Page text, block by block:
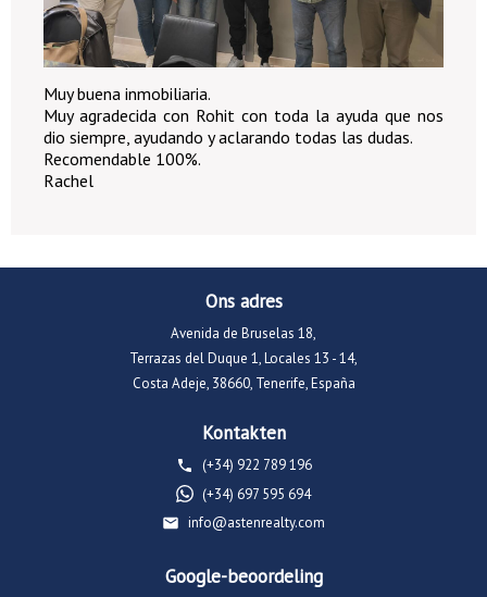
Muy buena inmobiliaria.
Muy agradecida con Rohit con toda la ayuda que nos
dio siempre, ayudando y aclarando todas las dudas.
Recomendable 100%.
Rachel
Ons adres
Avenida de Bruselas 18,
Terrazas del Duque 1, Locales 13 - 14,
Costa Adeje, 38660, Tenerife, España
Kontakten
(+34) 922 789 196
(+34) 697 595 694
info@astenrealty.com
Google-beoordeling